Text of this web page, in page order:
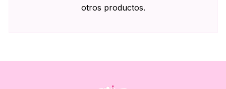
otros productos.